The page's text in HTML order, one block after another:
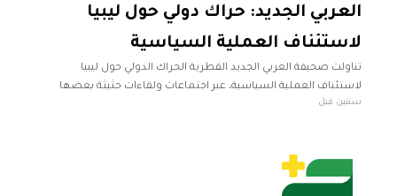
العربي الجديد: حراك دولي حول ليبيا
لاستئناف العملية السياسية
تناولت صحيفة العربي الجديد القطرية الحراك الدولي حول ليبيا
لاستئناف العملية السياسية، عبر اجتماعات ولقاءات حثيثة بعضها
بمشاركة ليبية وأخرى بمعزل عنها. وأشارت الصحيفة في تقرير لها، إلى
سنتين قبل